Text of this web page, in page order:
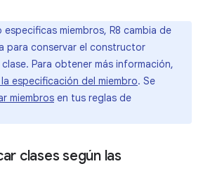
especificas miembros, R8 cambia de
para conservar el constructor
Para obtener más información,
especificación del miembro. Se
miembros en tus reglas de
clases según las